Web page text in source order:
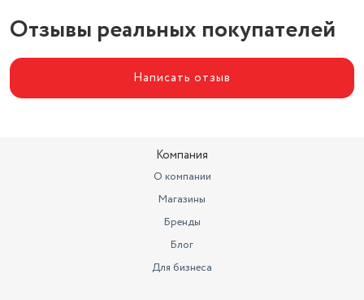
Отзывы реальных покупателей
Написать отзыв
Компания
О компании
Магазины
Бренды
Блог
Для бизнеса